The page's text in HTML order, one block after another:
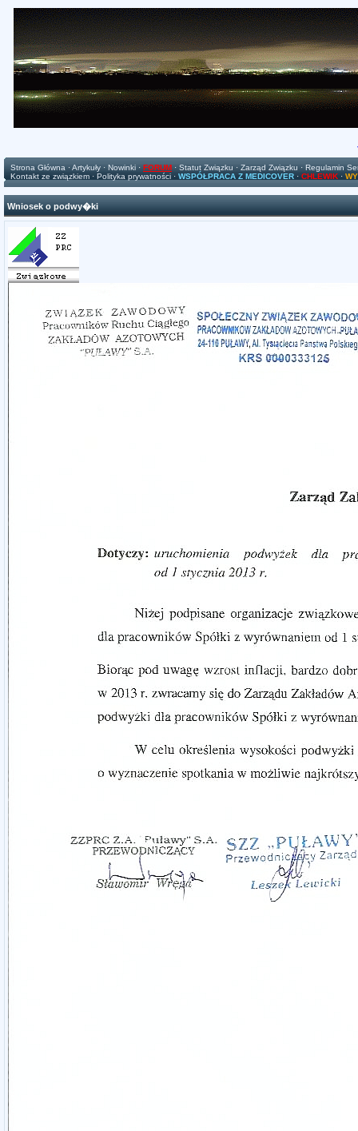
Strona Główna ·Artykuły · Nowinki · FORUM · Statut Związku · Zarząd Związku · Regulamin
Kontakt ze związkiem · Polityka prywatności · WSPÓŁPRACA Z MEDICOVER · CHLEWIK ·
Wniosek o podwy�ki